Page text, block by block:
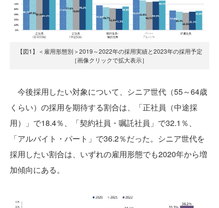
【図1】＜雇用形態別＞2019～2022年の採用実績と2023年の採用予定
［画像クリックで拡大表示］
今後採用したい対象について、シニア世代（55～64歳
くらい）の採用を期待する割合は、「正社員（中途採
用）」で18.4％、「契約社員・嘱託社員」で32.1％、
「アルバイト・パート」で36.2％だった。シニア世代を
採用したい割合は、いずれの雇用形態でも2020年から増
加傾向にある。